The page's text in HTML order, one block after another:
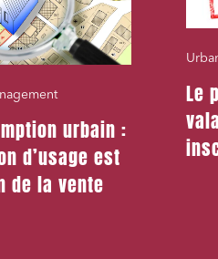
urbain :
d’usage est
de la vente
Le